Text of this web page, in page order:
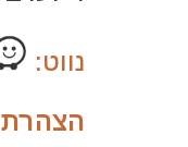
נווט:
הצהרת